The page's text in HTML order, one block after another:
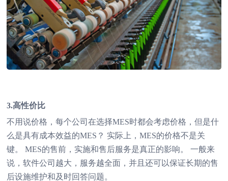
3.高性价比
不用说价格，每个公司在选择MES时都会考虑价格，但是什
么是具有成本效益的MES？ 实际上，MES的价格不是关
键。 MES的售前，实施和售后服务是真正的影响。 一般来
说，软件公司越大，服务越全面，并且还可以保证长期的售
后设施维护和及时回答问题。